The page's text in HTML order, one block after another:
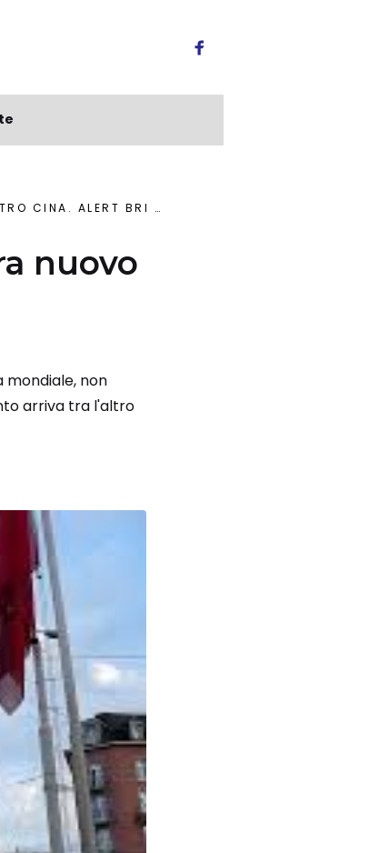
BRI SU PROTEZIONISMO
nuovo
mondiale, non
arriva tra l'altro